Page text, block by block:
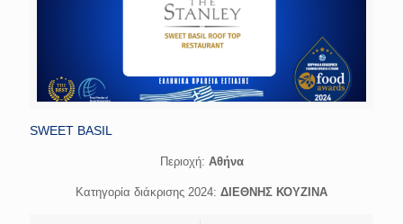
SWEET BASIL
Περιοχή: Αθήνα
Κατηγορία διάκρισης 2024: ΔΙΕΘΝΗΣ ΚΟΥΖΙΝΑ